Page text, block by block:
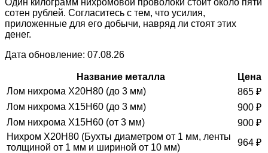
сотен рублей. Согласитесь с тем, что усилия,
приложенные для его добычи, навряд ли стоят этих
денег.
Дата обновление: 07.08.26
Название металла
Цена
Лом нихрома Х20Н80 (до 3 мм)
865 ₽
Лом нихрома Х15Н60 (до 3 мм)
900 ₽
Лом нихрома Х15Н60 (от 3 мм)
900 ₽
Нихром Х20Н80 (Бухты диаметром от 1 мм, ленты
толщиной от 1 мм и шириной от 10 мм)
964 ₽